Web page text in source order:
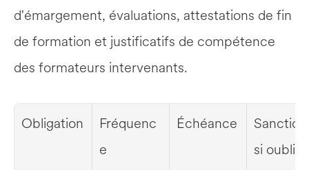
d'émargement, évaluations, attestations de fin
de formation et justificatifs de compétence
des formateurs intervenants.
Obligation
Fréquenc
e
Échéance
Sanction
si oubli